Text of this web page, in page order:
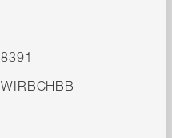
8391
WIRBCHBB